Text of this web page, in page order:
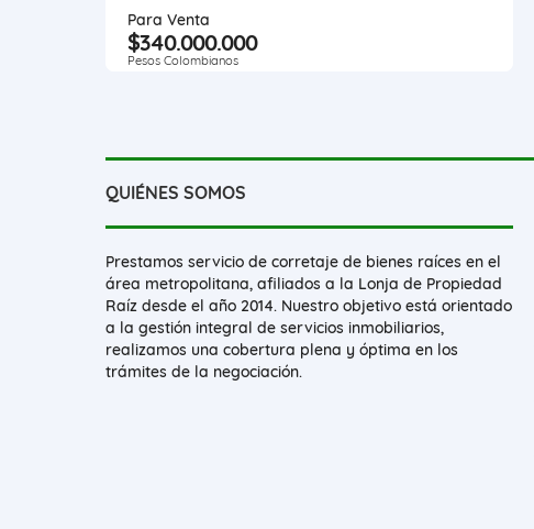
Para Venta
$340.000.000
Pesos Colombianos
QUIÉNES SOMOS
Prestamos servicio de corretaje de bienes raíces en el
área metropolitana, afiliados a la Lonja de Propiedad
Raíz desde el año 2014. Nuestro objetivo está orientado
a la gestión integral de servicios inmobiliarios,
realizamos una cobertura plena y óptima en los
trámites de la negociación.